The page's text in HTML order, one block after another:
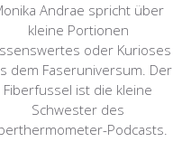
Andrae spricht über
kleine Portionen
oder Kurioses
dem Faseruniversum. Der
Fiberfussel ist die kleine
Schwester des
Podcasts.